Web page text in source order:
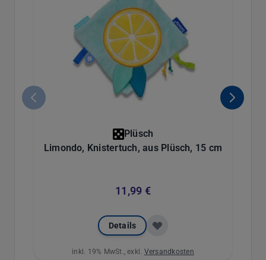
Plüsch
Limondo, Knistertuch, aus Plüsch, 15 cm
11,99 €
inkl. 19% MwSt., exkl. Versandkosten
Details